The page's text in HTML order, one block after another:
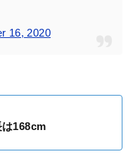
16, 2020
は168cm